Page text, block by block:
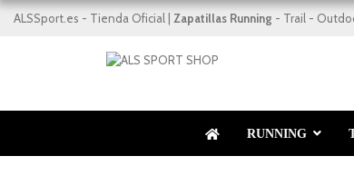
ALSSport.es - Tienda Oficial | Zapatillas Running - Trail -
RUNNING